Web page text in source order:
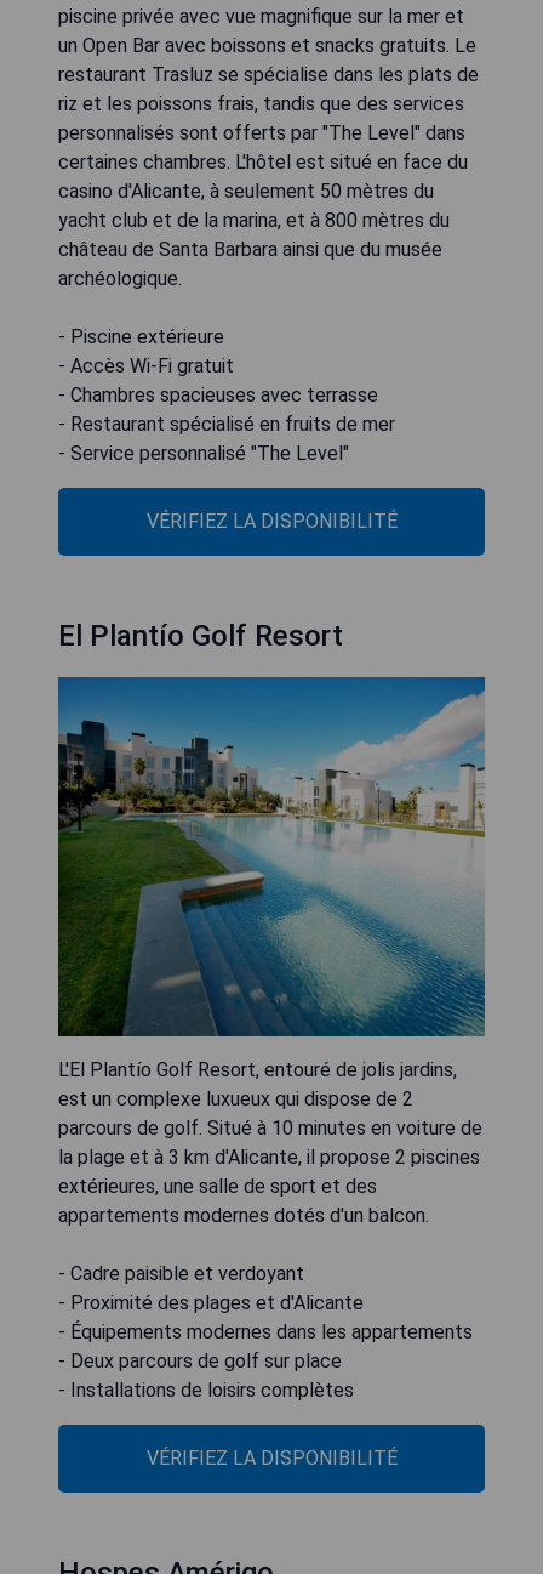
piscine privée avec vue magnifique sur la mer et
un Open Bar avec boissons et snacks gratuits. Le
restaurant Trasluz se spécialise dans les plats de
riz et les poissons frais, tandis que des services
personnalisés sont offerts par "The Level" dans
certaines chambres. L'hôtel est situé en face du
casino d'Alicante, à seulement 50 mètres du
yacht club et de la marina, et à 800 mètres du
château de Santa Barbara ainsi que du musée
archéologique.
- Piscine extérieure
- Accès Wi-Fi gratuit
- Chambres spacieuses avec terrasse
- Restaurant spécialisé en fruits de mer
- Service personnalisé "The Level"
VÉRIFIEZ LA DISPONIBILITÉ
El Plantío Golf Resort
L'El Plantío Golf Resort, entouré de jolis jardins,
est un complexe luxueux qui dispose de 2
parcours de golf. Situé à 10 minutes en voiture de
la plage et à 3 km d'Alicante, il propose 2 piscines
extérieures, une salle de sport et des
appartements modernes dotés d'un balcon.
- Cadre paisible et verdoyant
- Proximité des plages et d'Alicante
- Équipements modernes dans les appartements
- Deux parcours de golf sur place
- Installations de loisirs complètes
VÉRIFIEZ LA DISPONIBILITÉ